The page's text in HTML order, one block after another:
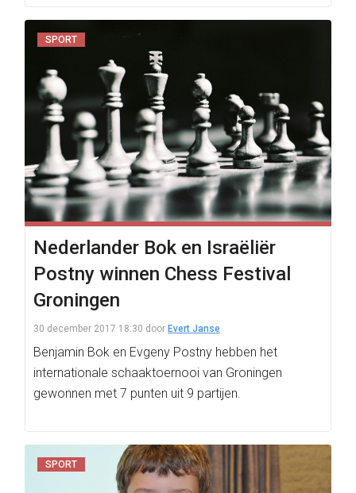
SPORT
Nederlander Bok en Israëliër
Postny winnen Chess Festival
Groningen
30 december 2017 18:30 door Evert Janse
Benjamin Bok en Evgeny Postny hebben het
internationale schaaktoernooi van Groningen
gewonnen met 7 punten uit 9 partijen.
SPORT